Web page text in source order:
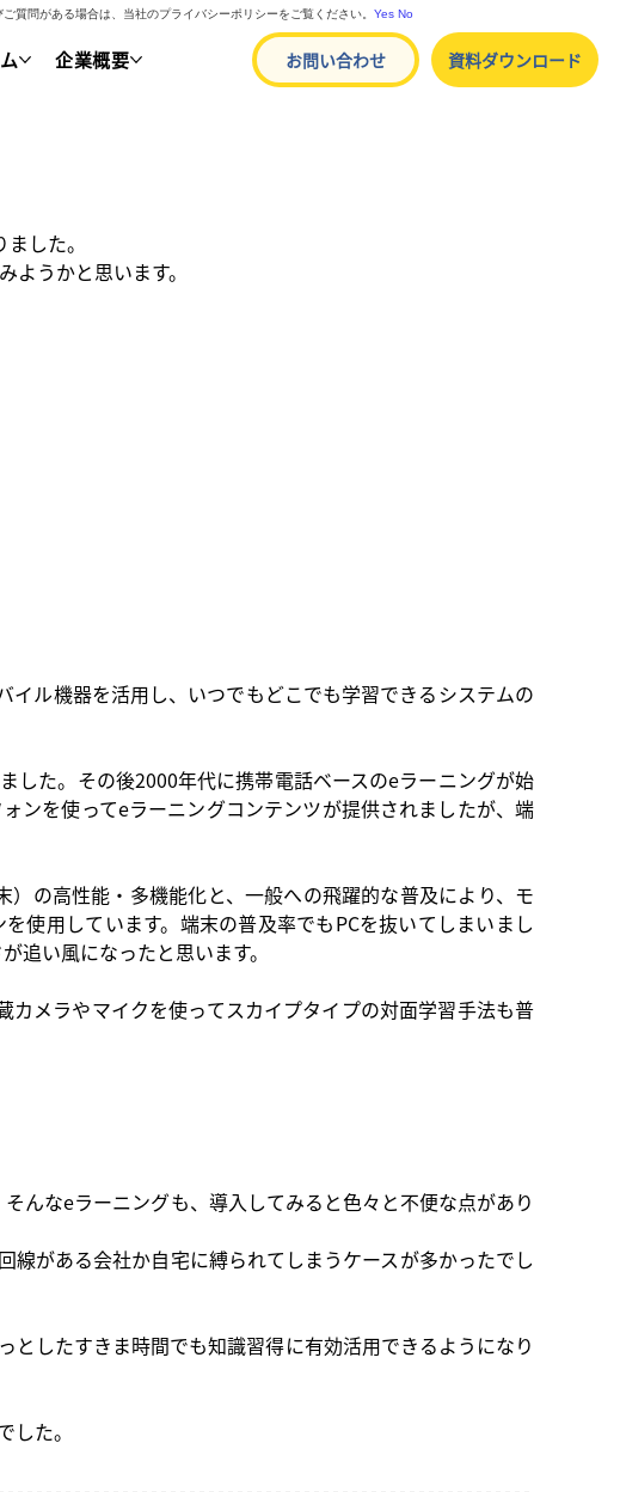
企業概要 お問い合わせ 資料ダウンロード
した。
うかと思います。
ル機器を活用し、いつでもどこでも学習できるシステムの
した。その後2000年代に携帯電話ベースのeラーニングが始
ンを使ってeラーニングコンテンツが提供されましたが、端
の高性能・多機能化と、一般への飛躍的な普及により、モ
使用しています。端末の普及率でもPCを抜いてしまいまし
追い風になったと思います。
メラやマイクを使ってスカイプタイプの対面学習手法も普
んなeラーニングも、導入してみると色々と不便な点があり
がある会社か自宅に縛られてしまうケースが多かったでし
したすきま時間でも知識習得に有効活用できるようになり
た。
問がある場合は、当社のプライバシーポリシーをご覧ください。 Yes No